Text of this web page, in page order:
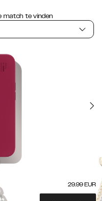
match te vinden
29.99 EUR